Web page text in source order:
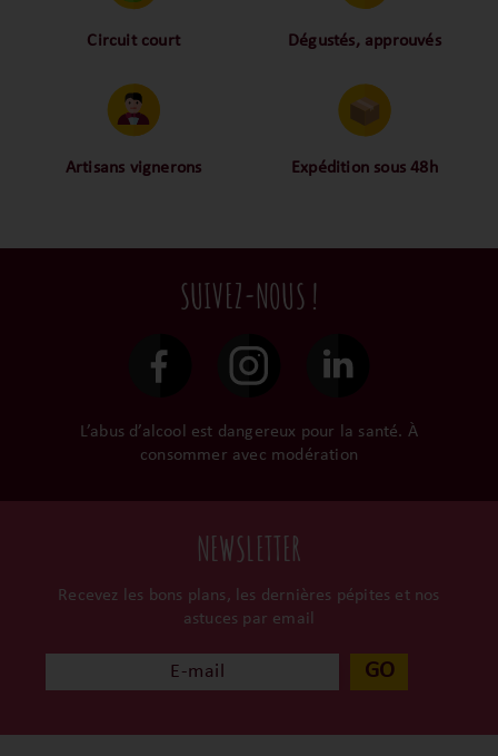
Circuit court
proche des consommateurs
! La proximité, le partage,
notre ADN c’est pourquoi
Dégustés, approuvés
approuvé toutes les
bouteilles sélectionnées,
alors oui ça fait beaucoup
mais nous sommes des
Artisans vignerons
terroir, iIs aiment
le gardent précieusement
passion avec nous.
Expédition sous 48h
commandes sont toutes
48h et confiées aux
SUIVEZ-NOUS !
L’abus d’alcool est dangereux pour la santé. À
consommer avec modération
NEWSLETTER
Recevez les bons plans, les dernières pépites et nos
astuces par email
GO